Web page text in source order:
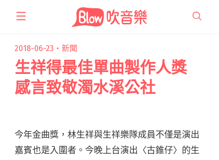
2018-06-23・ 新聞
生祥得最佳單曲製作人獎
感言致敬濁水溪公社
今年金曲獎，林生祥與生祥樂隊成員不僅是演出
嘉賓也是入圍者。今晚上台演出〈古錐仔〉的生